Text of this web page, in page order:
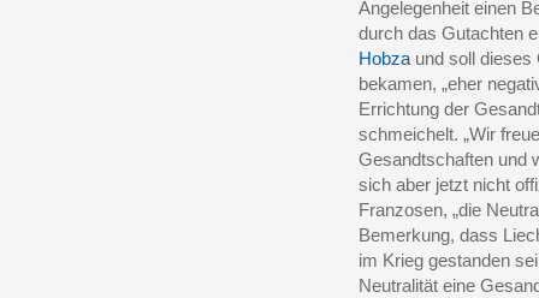
Angelegenheit einen
durch das Gutachten
Hobzaund soll dieses
bekamen, „eher
Errichtung der
schmeichelt. „Wir
Gesandtschaften und
sich aber jetzt nicht
Franzosen, „die
Bemerkung, dass
im Krieg gestanden
Neutralität eine